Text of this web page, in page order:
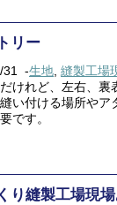
リー
-生地 縫製工場
けれど、左右、裏
い付ける場所や
です。
り縫製工場現場